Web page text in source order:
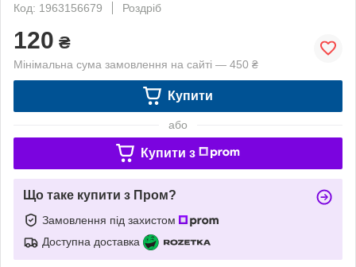
Код: 1963156679
Роздріб
120 ₴
Мінімальна сума замовлення на сайті — 450 ₴
Купити
або
Купити з
Що таке купити з Пром?
Замовлення під захистом
Доступна доставка